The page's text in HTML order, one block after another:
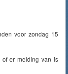
voor zondag 15
of er melding van is